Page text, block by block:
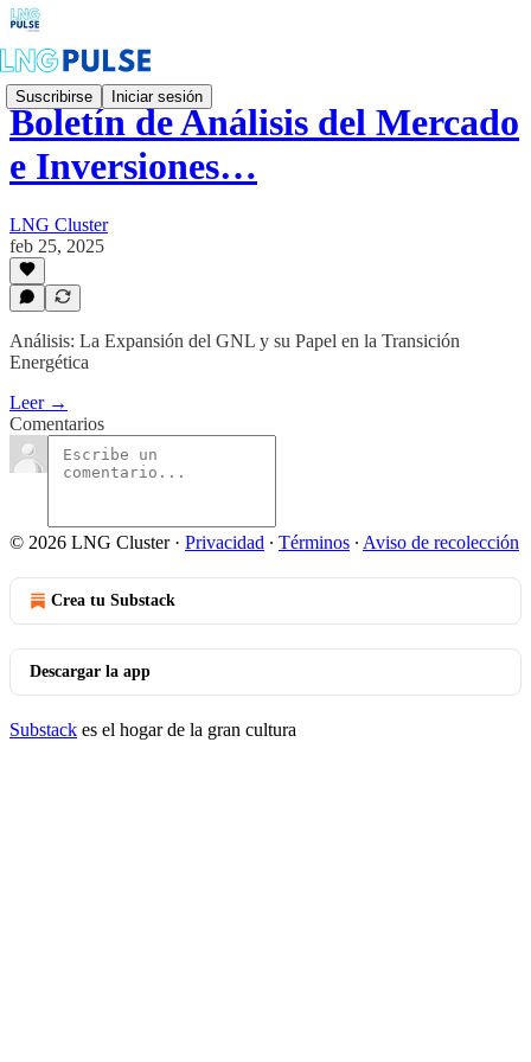
Suscribirse Iniciar sesión
Boletín de Análisis del Mercado
e Inversiones…
LNG Cluster
feb 25, 2025
Análisis: La Expansión del GNL y su Papel en la Transición
Energética
Leer →
Comentarios
© 2026 LNG Cluster· Privacidad ∙ Términos ∙ Aviso de recolección
Crea tu Substack
Descargar la app
Substack es el hogar de la gran cultura